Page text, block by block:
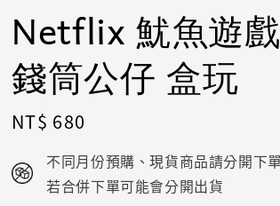
Netflix 魷魚遊
錢筒公仔 盒玩
Regular
NT$ 680
不同月份預購、現貨商品請分開下單
若合併下單可能會分開出貨